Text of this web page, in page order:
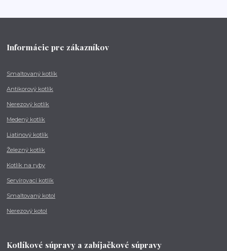
Informácie pre zákazníkov
Smaltovaný kotlík
Antikorový kotlík
Nerezový kotlík
Medený kotlík
Liatinový kotlík
Železný kotlík
Kotlík na ryby
Servírovací kotlík
Smaltovaný kotol
Nerezový kotol
Kotlíkové súpravy a zabíjačkové súpravy